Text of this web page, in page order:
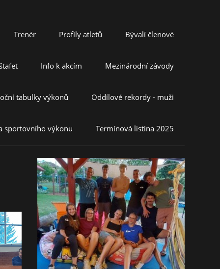
Trenér Profily atletů Bývalí členové
Info k akcím Mezinárodní závody
tabulky výkonů Oddílové rekordy - muži
sportovního výkonu Termínová listina 2025